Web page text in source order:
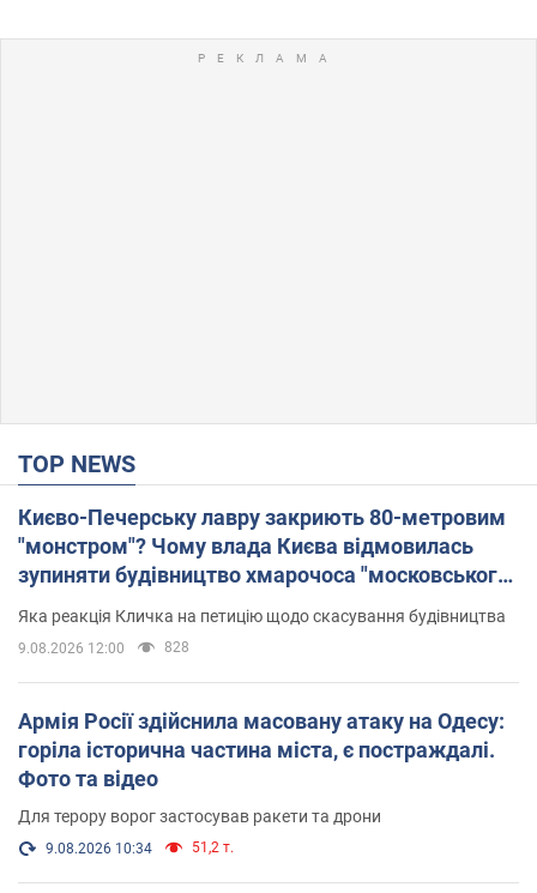
TOP NEWS
Києво-Печерську лавру закриють 80-метровим
"монстром"? Чому влада Києва відмовилась
зупиняти будівництво хмарочоса "московського
вірянина"
Яка реакція Кличка на петицію щодо скасування будівництва
9.08.2026 12:00 828
Армія Росії здійснила масовану атаку на Одесу:
горіла історична частина міста, є постраждалі.
Фото та відео
Для терору ворог застосував ракети та дрони
9.08.2026 10:34 51,2 т.